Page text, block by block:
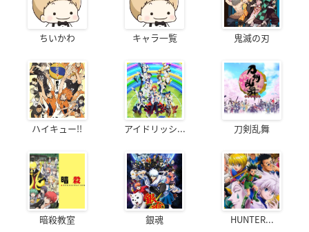
ちいかわ キャラ一覧 鬼滅の刃
ハイキュー!! アイドリッシ... 刀剣乱舞
暗殺教室 銀魂 HUNTER...